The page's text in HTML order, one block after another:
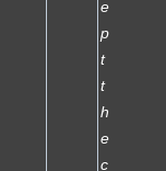
e
p
t
t
h
e
c